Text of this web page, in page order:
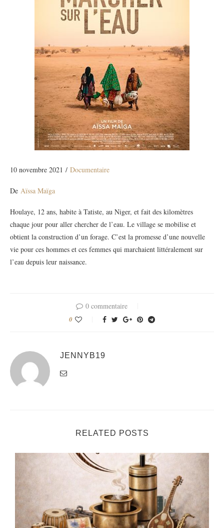
10 novembre 2021 / Documentaire
De Aïssa Maïga
Houlaye, 12 ans, habite à Tatiste, au Niger, et fait des kilomètres
chaque jour pour aller chercher de l’eau. Le village se mobilise et
obtient la construction d’un forage. C’est la promesse d’une nouvelle
vie pour ces hommes et ces femmes qui marchaient littéralement sur
l’eau depuis leur naissance.
0 commentaire
0
JENNYB19
RELATED POSTS